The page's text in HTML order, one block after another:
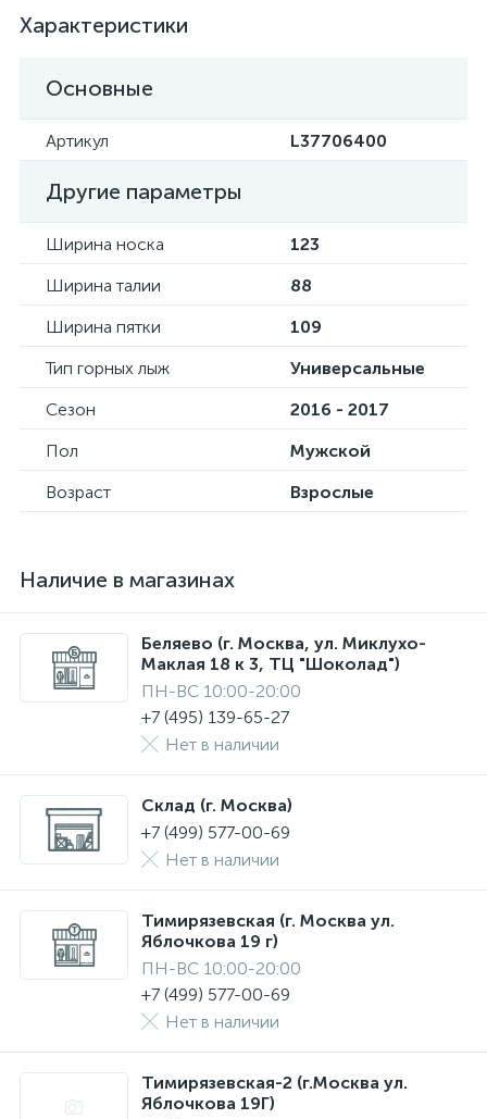
Характеристики
Основные
Артикул L37706400
Другие параметры
Ширина носка
123
Ширина талии
88
Ширина пятки
109
Тип горных лыж
Универсальные
Сезон
2016 - 2017
Пол
Мужской
Возраст
Взрослые
Наличие в магазинах
Беляево (г. Москва, ул. Миклухо-
Маклая 18 к 3, ТЦ "Шоколад")
ПН-ВС 10:00-20:00
+7 (495) 139-65-27
Нет в наличии
Склад (г. Москва)
+7 (499) 577-00-69
Нет в наличии
Тимирязевская (г. Москва ул.
Яблочкова 19 г)
ПН-ВС 10:00-20:00
+7 (499) 577-00-69
Нет в наличии
Тимирязевская-2 (г.Москва ул.
Яблочкова 19Г)